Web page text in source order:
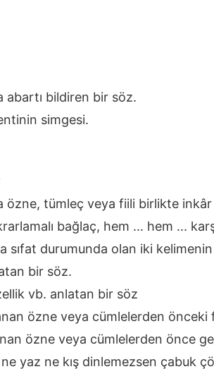
abartı bildiren bir söz.
simgesi.
özne, tümleç veya fiili birlikte
bağlaç, hem ... hem ...
sıfat durumunda olan iki
bir söz.
vb. anlatan bir söz
özne veya cümlelerden önceki
özne veya cümlelerden önce
yaz ne kış dinlemezsen çabuk